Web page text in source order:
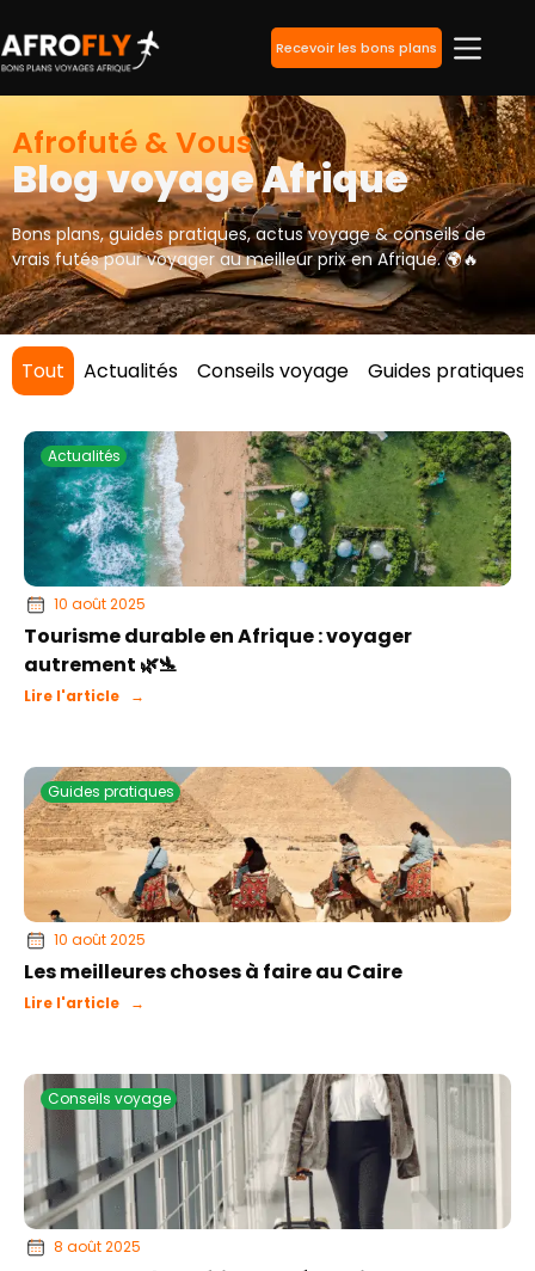
Recevoir les bons plans
Afrofuté & Vous
Blog voyage Afrique
Bons plans, guides pratiques, actus voyage & conseils de
vrais futés pour voyager au meilleur prix en Afrique. 🌍🔥
Actualités Conseils voyage Guides pratiques
Tout
Actualités
10 août 2025
Tourisme durable en Afrique : voyager
autrement 🌿🛬
Lire l'article →
Guides pratiques
10 août 2025
Les meilleures choses à faire au Caire
Lire l'article →
Conseils voyage
8 août 2025